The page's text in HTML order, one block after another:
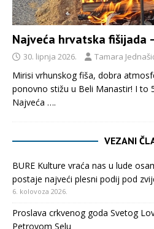
Najveća hrvatska fišijada
30. lipnja 2026. Tamara
Mirisi vrhunskog fiša, dobra
ponovno stižu u Beli Manastir! I to
Najveća ….
VEZANI
BURE Kulture vraća nas u lude
postaje najveći plesni podij pod
6. kolovoza 2026.
Proslava crkvenog goda Svetog
Petrovom Selu